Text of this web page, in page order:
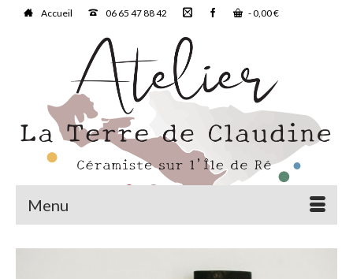
Accueil 06 65 47 88 42 -0,00€
Menu